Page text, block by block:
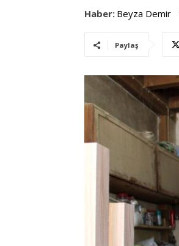
Haber: Beyza Demir
Paylaş